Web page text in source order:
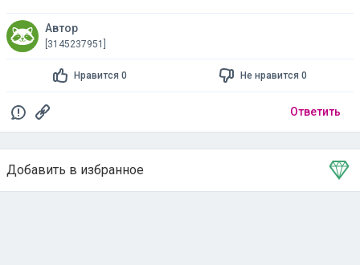
Автор
[3145237951]
Нравится 0 Не нравится 0
Ответить
Добавить в избранное
Тема в избранном